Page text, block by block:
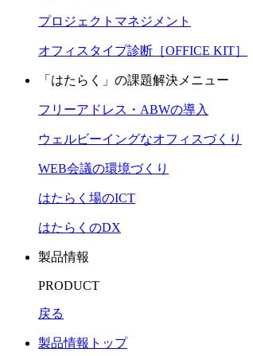
プロジェクトマネジメント
オフィスタイプ診断［OFFICE KIT］
「はたらく」の課題解決メニュー
フリーアドレス・ABWの導入
ウェルビーイングなオフィスづくり
WEB会議の環境づくり
はたらく場のICT
はたらくのDX
製品情報
PRODUCT
戻る
製品情報トップ